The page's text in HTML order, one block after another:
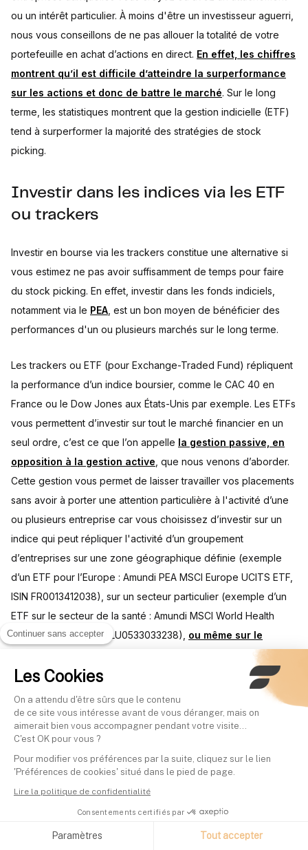
Continuer sans accepter
Les Cookies
On a attendu d'être sûrs que le contenu
de ce site vous intéresse avant de vous déranger, mais on
aimerait bien vous accompagner pendant votre visite...
C'est OK pour vous ?
Pour modifier vos préférences par la suite, cliquez sur le lien
'Préférences de cookies' situé dans le pied de page.
Lire la politique de confidentialité
Consentements certifiés par
Paramètres Tout accepter
ou un intérêt particulier. À moins d'être un investisseur aguerri,
nous vous conseillons de ne pas allouer la totalité de votre
portefeuille en achat d’actions en direct. En effet, les chiffres
montrent qu’il est difficile d’atteindre la surperformance
sur les actions et donc de battre le marché. Sur le long
terme, les statistiques montrent que la gestion indicielle (ETF)
tend à surperformer la majorité des stratégies de stock
picking.
Investir dans les indices via les ETF
ou trackers
Investir en bourse via les trackers constitue une alternative si
vous estimez ne pas avoir suffisamment de temps pour faire
du stock picking. En effet, investir dans les fonds indiciels,
notamment via le PEA , est un bon moyen de bénéficier des
performances d'un ou plusieurs marchés sur le long terme.
Les trackers ou ETF (pour Exchange-Traded Fund) répliquent
la performance d’un indice boursier, comme le CAC 40 en
France ou le Dow Jones aux États-Unis par exemple. Les ETFs
vous permettent d’investir sur tout le marché financier en un
seul ordre, c’est ce que l’on appelle la gestion passive, en
opposition à la gestion active , que nous venons d’aborder.
Cette gestion vous permet de laisser travailler vos placements
sans avoir à porter une attention particulière à l'activité d’une
ou plusieurs entreprise car vous choisissez d’investir sur un
indice qui peut répliquer l'activité d’un groupement
d’entreprises sur une zone géographique définie (exemple
d’un ETF pour l’Europe : Amundi PEA MSCI Europe UCITS ETF,
ISIN FR0013412038), sur un secteur particulier (exemple d’un
ETF sur le secteur de la santé : Amundi MSCI World Health
Care UCITS ETF, ISIN LU0533033238), ou même sur le
monde entier (exemple d’un ETF “world” : Amundi MSCI
World Swap UCITS ETF, ISIN LU1681043599)